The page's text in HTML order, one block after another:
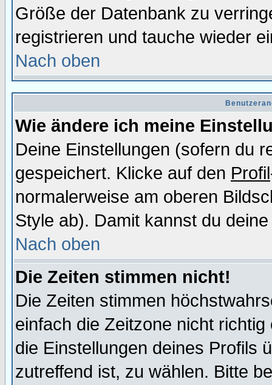
Größe der Datenbank zu
registrieren und tauche wieder
Nach oben
Wie ändere ich meine
Deine Einstellungen (sofern du
gespeichert. Klicke auf den Profil
normalerweise am oberen
Style ab). Damit kannst du
Nach oben
Die Zeiten stimmen nicht!
Die Zeiten stimmen
einfach die Zeitzone nicht
die Einstellungen deines Profils
zutreffend ist, zu wählen. Bitte